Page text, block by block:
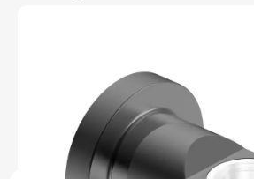
Доставка и оплата
Москва, Новопесчаная улица, 19к1
+7 (495) 782-78-74